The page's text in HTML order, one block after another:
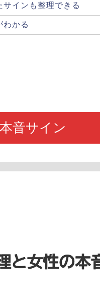
インも整理できる
わかる
音サイン